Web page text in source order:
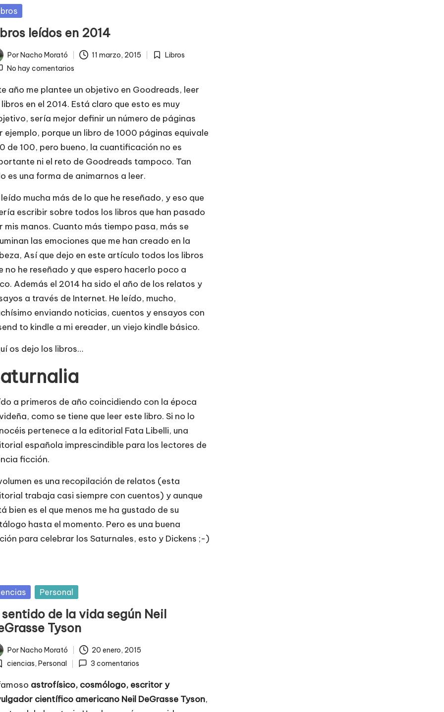
leídos en 2014
PorNacho Morató 11 marzo, 2015
Publicada
Libros
No hay comentarios
año me plantee un objetivo en Goodreads, leer
en el 2014. Está claro que esto es muy
sería mejor definir un número de páginas
ejemplo, porque un libro de 1000 páginas equivale
de 100, pero bueno, la cuantificación no es
ni el reto de Goodreads tampoco. Tan
es una forma de animarnos a leer.
leído mucha más de lo que he reseñado, y eso que
escribir sobre todos los libros que han pasado
mis manos. Cuanto más tiempo pasa, más se
las emociones que me han creado en la
Así que dejo en este artículo todos los libros
no he reseñado y que espero hacerlo poco a
Además el 2014 ha sido el año de los relatos y
a través de Internet. He leído, mucho,
enviando noticias, cuentos y ensayos con
to kindle a mi ereader, un viejo kindle básico.
os dejo los libros…
a primeros de año coincidiendo con la época
como se tiene que leer este libro. Si no lo
pertenece a la editorial Fata Libelli, una
española imprescindible para los lectores de
ficción.
es una recopilación de relatos (esta
trabaja casi siempre con cuentos) y aunque
bien es el que menos me ha gustado de su
hasta el momento. Pero es una buena
para celebrar los Saturnales, esto y Dickens ;-)
Personal
sentido de la vida según Neil
Tyson
PorNacho Morató 20 enero, 2015
ciencias, Personal 3 comentarios
astrofísico, cosmólogo, escritor y
científico americano Neil DeGrasse Tyson,